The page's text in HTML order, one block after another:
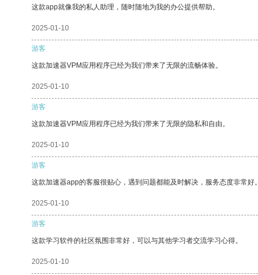
这款app就像我的私人助理，随时随地为我的办公提供帮助。
2025-01-10
游客
这款加速器VPM应用程序已经为我们带来了无限的流畅体验。
2025-01-10
游客
这款加速器VPM应用程序已经为我们带来了无限的隐私和自由。
2025-01-10
游客
这款加速器app的客服很贴心，遇到问题都能及时解决，服务态度非常好。
2025-01-10
游客
这款学习软件的社区氛围非常好，可以与其他学习者交流学习心得。
2025-01-10